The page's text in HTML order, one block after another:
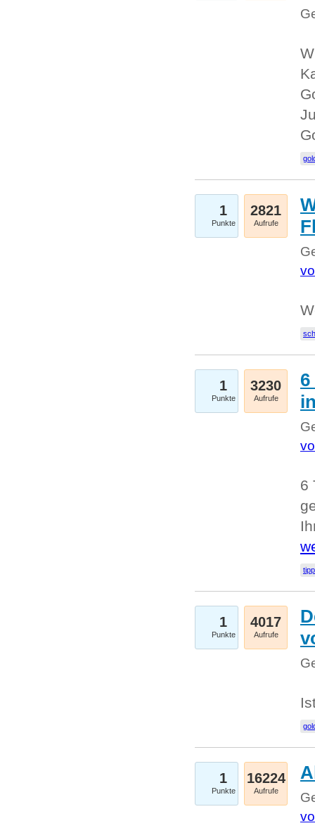
1
Punkte
2821
Aufrufe
1
Punkte
3230
Aufrufe
6
1
Punkte
4017
Aufrufe
1
Punkte
16224
Aufrufe